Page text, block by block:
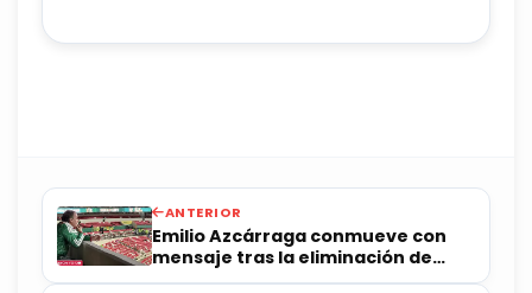
ANTERIOR
Emilio Azcárraga conmueve con
mensaje tras la eliminación de
México del Mundial 2026